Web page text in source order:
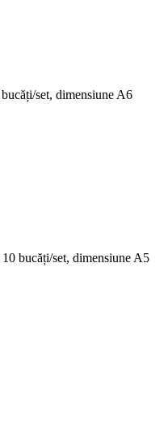
set, dimensiune A6
bucăți/set, dimensiune A5